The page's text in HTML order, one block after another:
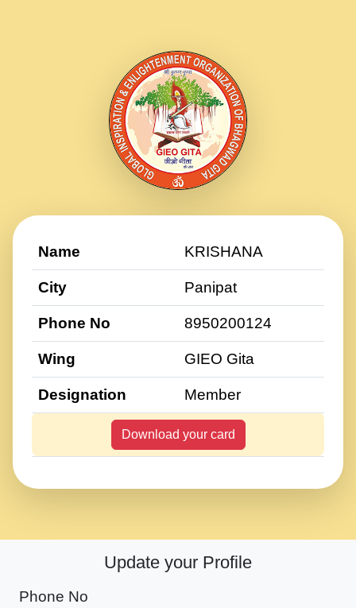
Name KRISHANA
City Panipat
Phone No 8950200124
Wing GIEO Gita
Designation Member
Download your card
Update your Profile
Phone No